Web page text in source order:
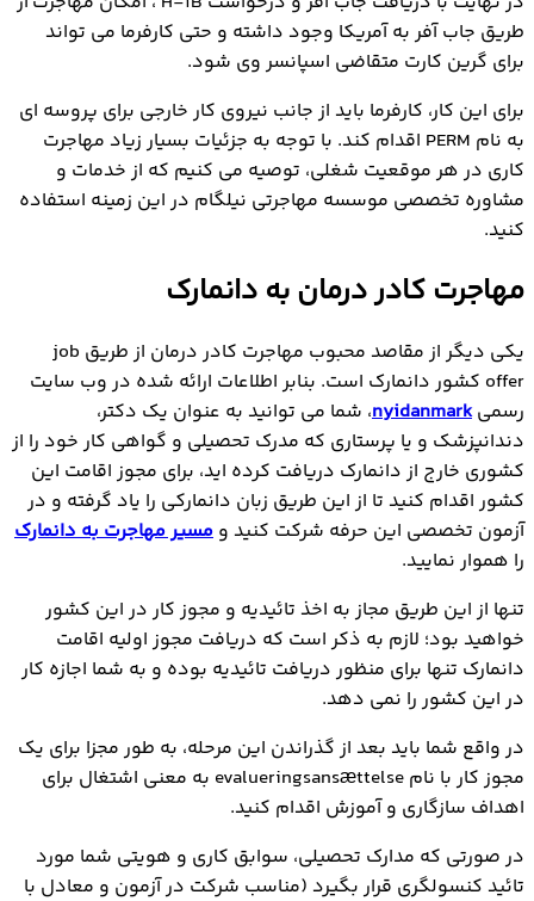
طریق جاب آفر به آمریکا وجود داشته و حتی کارفرما می تواند
برای گرین کارت متقاضی اسپانسر وی شود.
برای این کار، کارفرما باید از جانب نیروی کار خارجی برای پروسه ای
به نام PERM اقدام کند. با توجه به جزئیات بسیار زیاد مهاجرت
کاری در هر موقعیت شغلی، توصیه می کنیم که از خدمات و
مشاوره تخصصی موسسه مهاجرتی نیلگام در این زمینه استفاده
کنید.
مهاجرت کادر درمان به دانمارک
یکی دیگر از مقاصد محبوب مهاجرت کادر درمان از طریق job
offer کشور دانمارک است. بنابر اطلاعات ارائه شده در وب سایت
رسمیnyidanmark، شما می توانید به عنوان یک دکتر،
دندانپزشک و یا پرستاری که مدرک تحصیلی و گواهی کار خود را از
کشوری خارج از دانمارک دریافت کرده اید، برای مجوز اقامت این
کشور اقدام کنید تا از این طریق زبان دانمارکی را یاد گرفته و در
آزمون تخصصی این حرفه شرکت کنید و مسیر مهاجرت به دانمارک
را هموار نمایید.
تنها از این طریق مجاز به اخذ تائیدیه و مجوز کار در این کشور
خواهید بود؛ لازم به ذکر است که دریافت مجوز اولیه اقامت
دانمارک تنها برای منظور دریافت تائیدیه بوده و به شما اجازه کار
در این کشور را نمی دهد.
در واقع شما باید بعد از گذراندن این مرحله، به طور مجزا برای یک
مجوز کار با نام evalueringsansættelse به معنی اشتغال برای
اهداف سازگاری و آموزش اقدام کنید.
در صورتی که مدارک تحصیلی، سوابق کاری و هویتی شما مورد
تائید کنسولگری قرار بگیرد (مناسب شرکت در آزمون و معادل با